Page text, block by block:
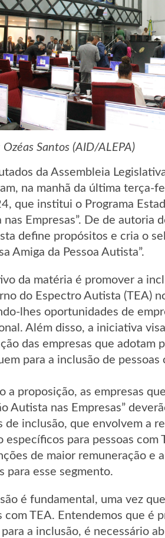
Santos (AID/ALEPA)
da Assembleia
na manhã da última terça-
que institui o Programa
nas Empresas”. De de autoria
define propósitos e cria o
Amiga da Pessoa Autista”.
da matéria é promover a
do Espectro Autista (TEA)
lhes oportunidades de
Além disso, a iniciativa
das empresas que adotam
para a inclusão de pessoas
a proposição, as empresas
Autista nas Empresas”
de inclusão, que envolvem a
específicos para pessoas com
de maior remuneração e
para esse segmento.
é fundamental, uma vez
com TEA. Entendemos que é
a inclusão, é necessário